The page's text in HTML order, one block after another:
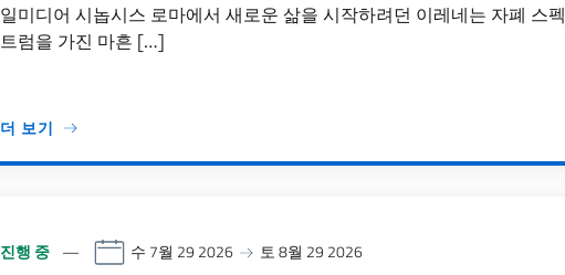
일미디어 시놉시스 로마에서 새로운 삶을 시작하려던 이레네는 자폐 스펙
트럼을 가진 마흔 […]
더 보기
진행 중 수 7월 29 2026 토 8월 29 2026